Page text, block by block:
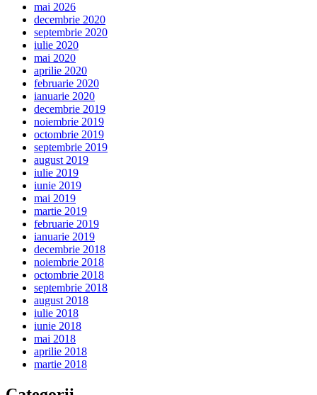
mai 2026
decembrie 2020
septembrie 2020
iulie 2020
mai 2020
aprilie 2020
februarie 2020
ianuarie 2020
decembrie 2019
noiembrie 2019
octombrie 2019
septembrie 2019
august 2019
iulie 2019
iunie 2019
mai 2019
martie 2019
februarie 2019
ianuarie 2019
decembrie 2018
noiembrie 2018
octombrie 2018
septembrie 2018
august 2018
iulie 2018
iunie 2018
mai 2018
aprilie 2018
martie 2018